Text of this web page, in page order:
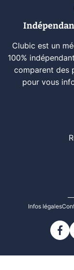
Clubic est un
100%
comparent des
pour vous
Infos légales